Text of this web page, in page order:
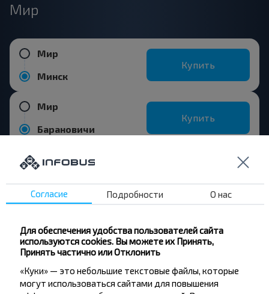
Мир
Мир
Минск
Купить
Мир
Барановичи
Купить
Мир
Столбцы
Городея
Купить
Согласие Подробности О нас
Для обеспечения удобства пользователей сайта
используются cookies. Вы можете их Принять,
Принять частично или Отклонить
«Куки» — это небольшие текстовые файлы, которые
могут использоваться сайтами для повышения